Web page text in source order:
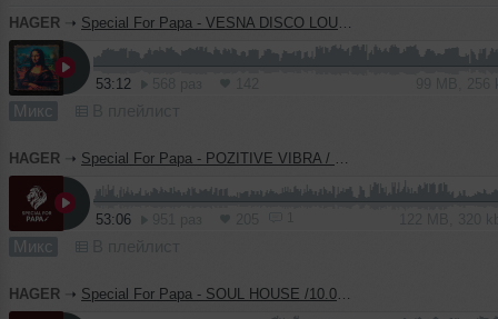
HAGER ➝ Special For Papa - VESNA DISCO LOUNGE TIME /17.04.2026
53:12
Микс
HAGER ➝ Special For Papa - POZITIVE VIBRA / 08.02.2026
53:06
Микс
HAGER ➝ Special For Papa - SOUL HOUSE /10.01.2026